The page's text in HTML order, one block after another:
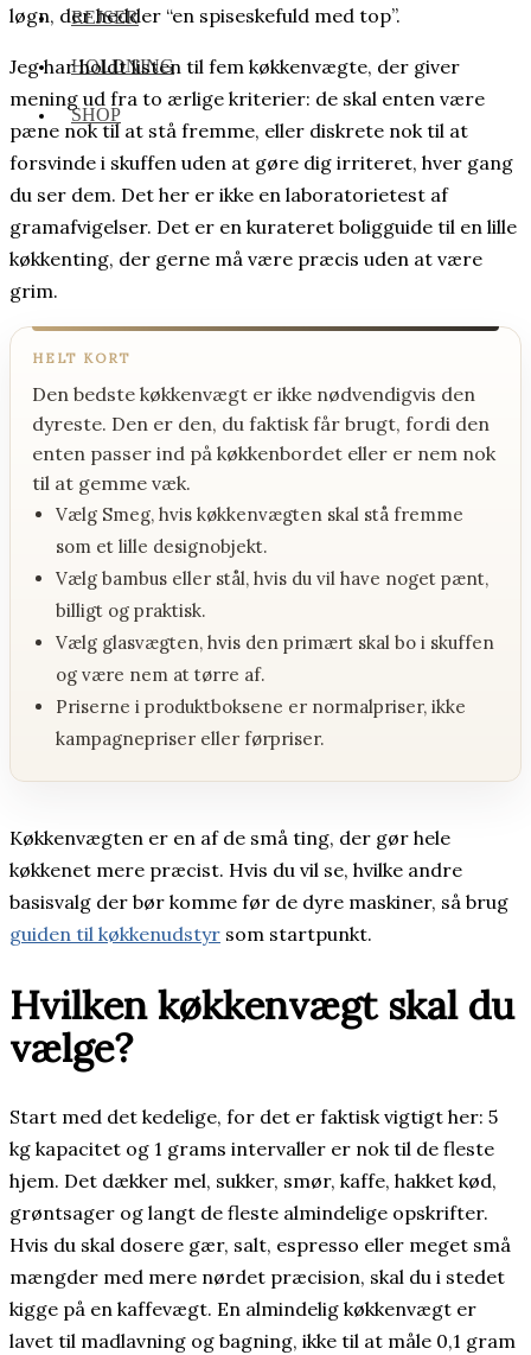
REJSER
HOLDNING
SHOP
løgn, der hedder “en spiseskefuld med top”.
Jeg har holdt listen til fem køkkenvægte, der giver
mening ud fra to ærlige kriterier: de skal enten være
pæne nok til at stå fremme, eller diskrete nok til at
forsvinde i skuffen uden at gøre dig irriteret, hver gang
du ser dem. Det her er ikke en laboratorietest af
gramafvigelser. Det er en kurateret boligguide til en lille
køkkenting, der gerne må være præcis uden at være
grim.
HELT KORT
Den bedste køkkenvægt er ikke nødvendigvis den
dyreste. Den er den, du faktisk får brugt, fordi den
enten passer ind på køkkenbordet eller er nem nok
til at gemme væk.
Vælg Smeg, hvis køkkenvægten skal stå fremme
som et lille designobjekt.
Vælg bambus eller stål, hvis du vil have noget pænt,
billigt og praktisk.
Vælg glasvægten, hvis den primært skal bo i skuffen
og være nem at tørre af.
Priserne i produktboksene er normalpriser, ikke
kampagnepriser eller førpriser.
Køkkenvægten er en af de små ting, der gør hele
køkkenet mere præcist. Hvis du vil se, hvilke andre
basisvalg der bør komme før de dyre maskiner, så brug
guiden til køkkenudstyr som startpunkt.
Hvilken køkkenvægt skal du
vælge?
Start med det kedelige, for det er faktisk vigtigt her: 5
kg kapacitet og 1 grams intervaller er nok til de fleste
hjem. Det dækker mel, sukker, smør, kaffe, hakket kød,
grøntsager og langt de fleste almindelige opskrifter.
Hvis du skal dosere gær, salt, espresso eller meget små
mængder med mere nørdet præcision, skal du i stedet
kigge på en kaffevægt. En almindelig køkkenvægt er
lavet til madlavning og bagning, ikke til at måle 0,1 gram